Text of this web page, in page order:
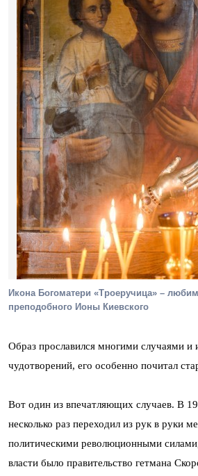
Икона Богоматери «Троеручица» –
преподобного Ионы Киевского
Образ прославился многими случаями и
чудотворений, его особенно почитал
Вот один из впечатляющих случаев. В
несколько раз переходил из рук в руки
политическими революционными
власти было правительство гетмана